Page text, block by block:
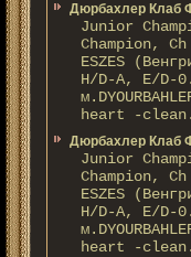
Дюрбахлер Клаб
Junior
Champion, Ch
ESZES
H/D-A, E/D-
heart -
Дюрбахлер Клаб
Junior
Champion, Ch
ESZES
H/D-A, E/D-
heart -